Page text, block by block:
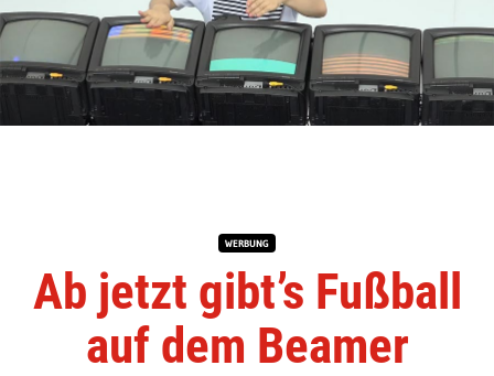
WERBUNG
Ab jetzt gibt’s Fußball
auf dem Beamer